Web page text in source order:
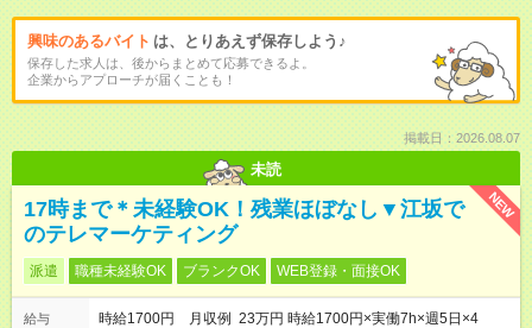
興味のあるバイト は、とりあえず保存しよう♪
保存した求人は、後からまとめて応募できるよ。
企業からアプローチが届くことも！
掲載日：2026.08.07
未読
NEW
17時まで＊未経験OK！残業ほぼなし▼江坂で
のテレマーケティング
派遣 職種未経験OK ブランクOK WEB登録・面接OK
給与
時給1700円 月収例 23万円 時給1700円×実働7h×週5日×4